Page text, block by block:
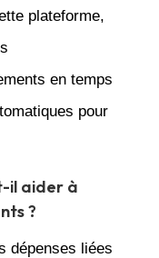
plateforme,
en temps
pour
il aider à
?
dépenses liées